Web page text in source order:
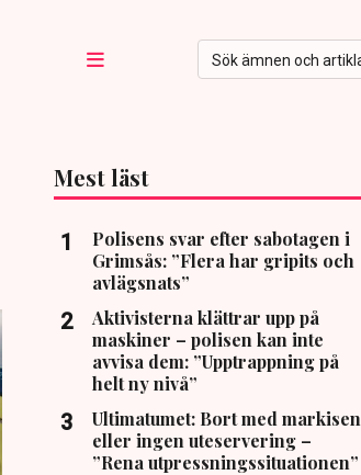
Mest läst
Polisens svar efter sabotagen i
Grimsås: ”Flera har gripits och
avlägsnats”
Aktivisterna klättrar upp på
maskiner – polisen kan inte
avvisa dem: ”Upptrappning på
helt ny nivå”
Ultimatumet: Bort med markisen
eller ingen uteservering –
”Rena utpressningssituationen”